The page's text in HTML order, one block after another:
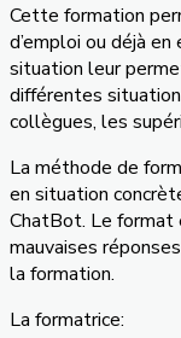
Cette formation
d’emploi ou déjà
situation leur
différentes
collègues, les
La méthode de
en situation
ChatBot. Le format
mauvaises
la formation.
La formatrice: